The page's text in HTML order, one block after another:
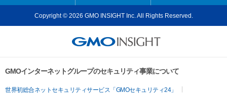
Copyright © 2026 GMO INSIGHT Inc. All Rights Reserved.
GMOインターネットグループのセキュリティ事業について
世界初総合ネットセキュリティサービス「GMOセキュリティ24」